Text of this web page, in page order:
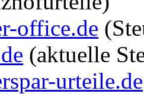
office.de
(aktuelle
urteile.de